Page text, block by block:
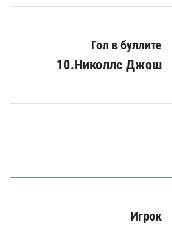
Гол в буллите
10.Николлс Джош
Игрок